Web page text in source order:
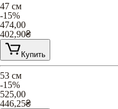
47 см
-15%
474,00
402,90₴
Купить
53 см
-15%
525,00
446,25₴